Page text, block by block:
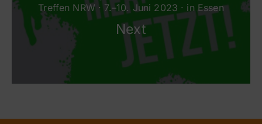
Treffen NRW · 7.–10. Juni 2023 · in Essen
Next